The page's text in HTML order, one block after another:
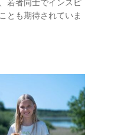
若者同士でインスピ
とも期待されていま